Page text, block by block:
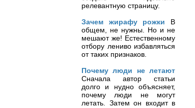
релевантную страницу.
Зачем жирафу рожки В
общем, не нужны. Но и не
мешают же! Естественному
отбору лениво избавляться
от таких признаков.
Почему люди не летают
Сначала автор статьи
долго и нудно объясняет,
почему люди не могут
летать. Затем он входит в